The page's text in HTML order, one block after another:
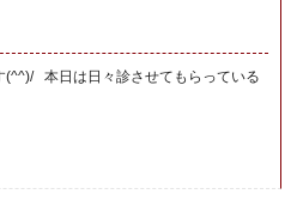
(^^)/ 本日は日々診させてもらっている